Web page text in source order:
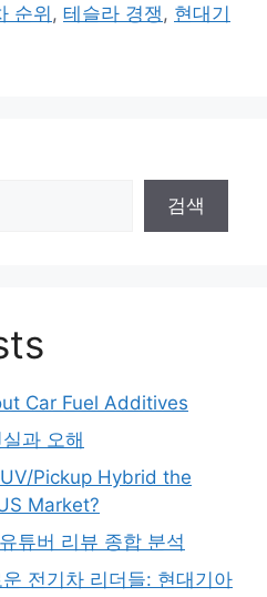
순위 , 테슬라 경쟁 , 현대기
검색
Car Fuel Additives
과 오해
Pickup Hybrid the
Market?
튜버 리뷰 종합 분석
전기차 리더들: 현대기아